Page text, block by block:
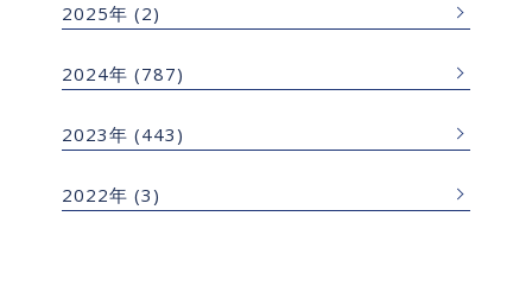
2025年 (2)
2024年 (787)
2023年 (443)
2022年 (3)